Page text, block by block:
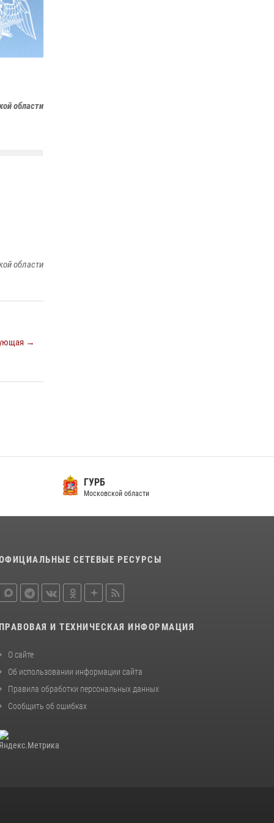
области
области
→
ГУРБ
Московской области
СЕТЕВЫЕ РЕСУРСЫ
ПРАВОВАЯ И ТЕХНИЧЕСКАЯ ИНФОРМАЦИЯ
О сайте
Об использовании информации сайта
Правила обработки персональных данных
Сообщить об ошибках